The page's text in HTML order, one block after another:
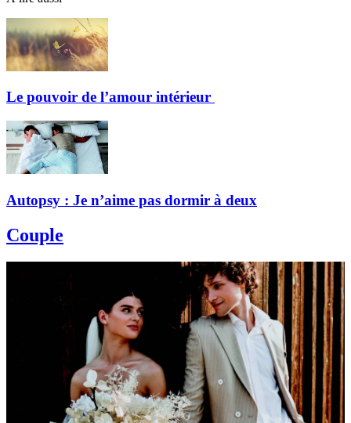
Le pouvoir de l’amour intérieur
Autopsy : Je n’aime pas dormir à deux
Couple